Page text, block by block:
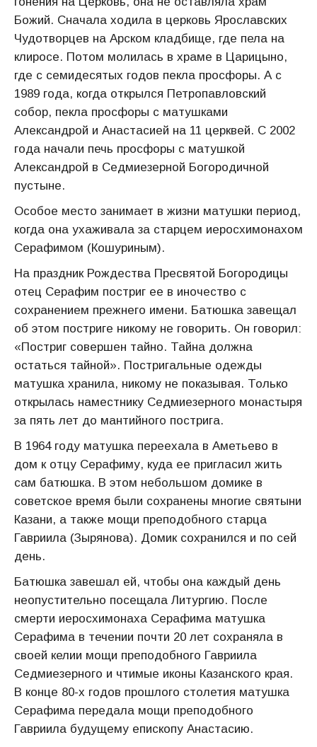
Божий. Сначала ходила в церковь Ярославских
Чудотворцев на Арском кладбище, где пела на
клиросе. Потом молилась в храме в Царицыно,
где с семидесятых годов пекла просфоры. А с
1989 года, когда открылся Петропавловский
собор, пекла просфоры с матушками
Александрой и Анастасией на 11 церквей. С 2002
года начали печь просфоры с матушкой
Александрой в Седмиезерной Богородичной
пустыне.
Особое место занимает в жизни матушки период,
когда она ухаживала за старцем иеросхимонахом
Серафимом (Кошуриным).
На праздник Рождества Пресвятой Богородицы
отец Серафим постриг ее в иночество с
сохранением прежнего имени. Батюшка завещал
об этом постриге никому не говорить. Он говорил:
«Постриг совершен тайно. Тайна должна
остаться тайной». Постригальные одежды
матушка хранила, никому не показывая. Только
открылась наместнику Седмиезерного монастыря
за пять лет до мантийного пострига.
В 1964 году матушка переехала в Аметьево в
дом к отцу Серафиму, куда ее пригласил жить
сам батюшка. В этом небольшом домике в
советское время были сохранены многие святыни
Казани, а также мощи преподобного старца
Гавриила (Зырянова). Домик сохранился и по сей
день.
Батюшка завешал ей, чтобы она каждый день
неопустительно посещала Литургию. После
смерти иеросхимонаха Серафима матушка
Серафима в течении почти 20 лет сохраняла в
своей келии мощи преподобного Гавриила
Седмиезерного и чтимые иконы Казанского края.
В конце 80-х годов прошлого столетия матушка
Серафима передала мощи преподобного
Гавриила будущему епископу Анастасию.